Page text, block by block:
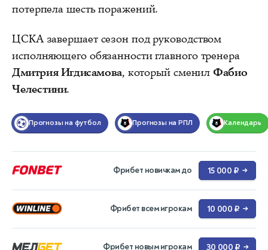
потерпела шесть поражений.
ЦСКА завершает сезон под руководством
исполняющего обязанности главного тренера
Дмитрия Игдисамова, который сменил Фабио
Челестини.
Прогнозы на футбол Прогнозы на РПЛ Календарь
Фрибет новичкам до 15 000 ₽ →
Фрибет всем игрокам 10 000 ₽ →
Фрибет новым игрокам 30 000 ₽ →